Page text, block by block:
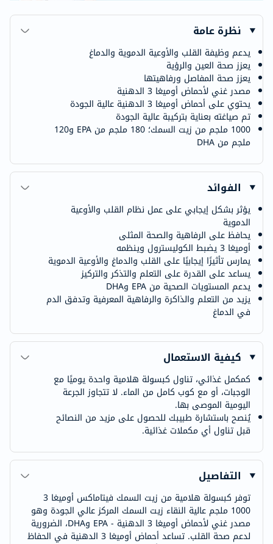
نظرة عامة
يدعم وظيفة القلب والأوعية الدموية والدماغ
يعزز صحة العين والرؤية
يعزز صحة المفاصل ورفاهيتها
مصدر غني لأحماض أوميغا 3 الدهنية
يحتوي على أحماض أوميغا 3 الدهنية عالية الجودة
تم صياغته بعناية بتركيبة عالية الجودة
1000 ملجم من زيت السمك؛ 180 ملجم من EPA و120
ملجم من DHA
الفوائد
يؤثر بشكل إيجابي على عمل نظام القلب والأوعية
الدموية
يحافظ على الرفاهية والصحة المثلى
أوميغا 3 يضبط الكوليسترول وينظمه
يمارس تأثيرًا إيجابيًا على القلب والدماغ والأوعية الدموية
يساعد على القدرة على التعلم والتذكر والتركيز
يدعم المستويات الصحية من EPA وDHA
يزيد من التعلم والذاكرة والرفاهية المعرفية وتدفق الدم
في الدماغ
كيفية الاستعمال
كمكمل غذائي، تناول كبسولة هلامية واحدة يوميًا مع
الوجبات، أو مع كوب كامل من الماء. لا تتجاوز الجرعة
اليومية الموصى بها.
يُنصح باستشارة طبيبك للحصول على مزيد من النصائح
قبل تناول أي مكملات غذائية.
التفاصيل
توفر كبسولة هلامية من زيت السمك فيتاماكس أوميغا 3
1000 ملجم عالية النقاء زيت السمك المركز عالي الجودة وهو
مصدر غني لأحماض أوميغا 3 الدهنية - EPA وDHA، الضرورية
لدعم صحة القلب. تساعد أحماض أوميغا 3 الدهنية في الحفاظ